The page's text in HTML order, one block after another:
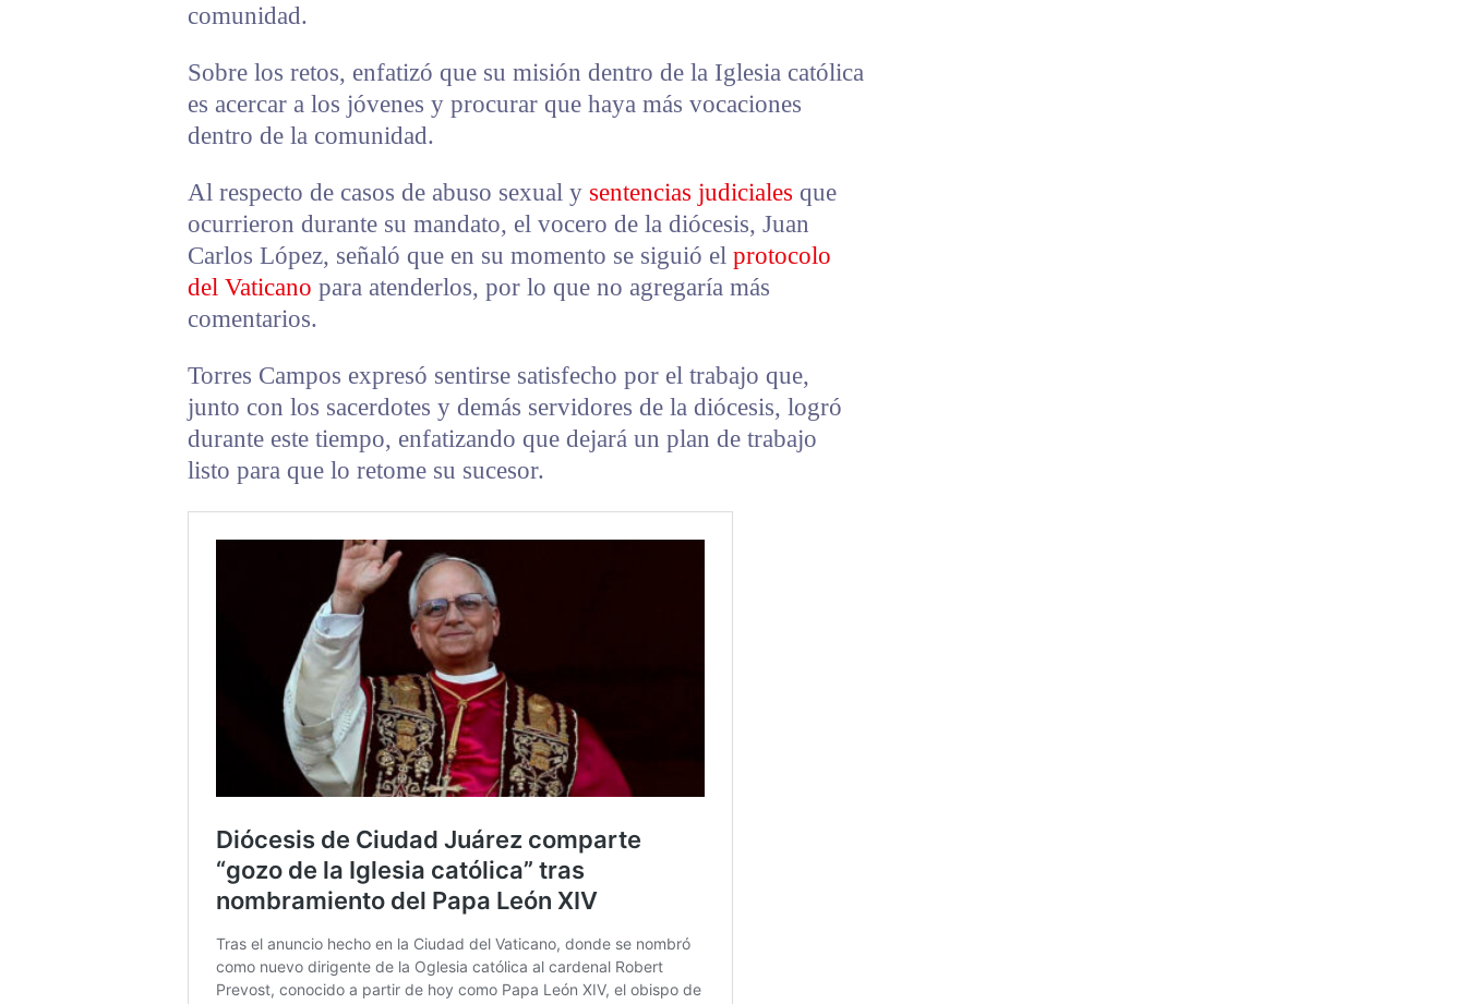
comunidad.
Sobre los retos, enfatizó que su misión dentro de la Iglesia católica
es acercar a los jóvenes y procurar que haya más vocaciones
dentro de la comunidad.
Al respecto de casos de abuso sexual y sentencias judiciales que
ocurrieron durante su mandato, el vocero de la diócesis, Juan
Carlos López, señaló que en su momento se siguió el protocolo
del Vaticano para atenderlos, por lo que no agregaría más
comentarios.
Torres Campos expresó sentirse satisfecho por el trabajo que,
junto con los sacerdotes y demás servidores de la diócesis, logró
durante este tiempo, enfatizando que dejará un plan de trabajo
listo para que lo retome su sucesor.